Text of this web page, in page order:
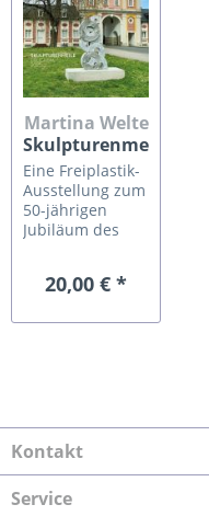
Martina Welte
Skulpturenmeile
Bruchsal 2025
Eine Freiplastik-
Ausstellung zum
50-jährigen
Jubiläum des
Damianstor“
Felicithas Arndt,
Karl Manfred
Rennertz, Hans
Summa,
Günter...
20,00 € *
Kontakt
Service